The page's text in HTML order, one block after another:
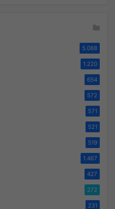
5.088
1.220
654
572
571
521
519
1.467
427
272
231